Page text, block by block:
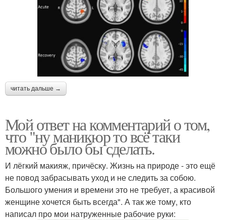
читать дальше →
Мой ответ на комментарий о том,
что "ну маникюр то всё таки
можно было бы сделать.
И лёгкий макияж, причёску. Жизнь на природе - это ещё
не повод забрасывать уход и не следить за собою.
Большого умения и времени это не требует, а красивой
женщине хочется быть всегда". А так же тому, кто
написал про мои натруженные рабочие руки: